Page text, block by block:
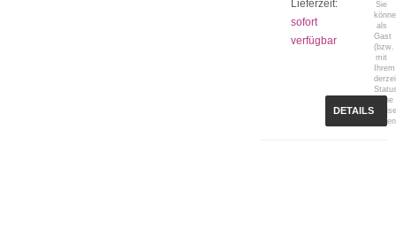
Lieferzeit:
sofort
verfügbar
Sie
als
Gast
(bzw.
mit
Ihrem
keine
DETAILS